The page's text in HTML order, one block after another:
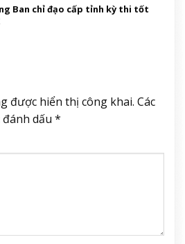
Ban chỉ đạo cấp tỉnh kỳ thi tốt
được hiển thị công khai. Các
dấu *